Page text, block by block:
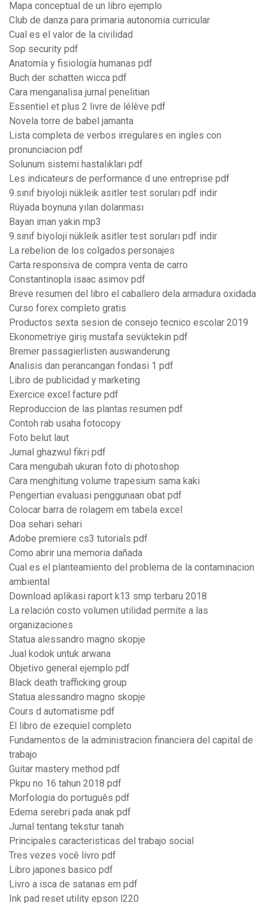
Mapa conceptual de un libro ejemplo
Club de danza para primaria autonomia curricular
Cual es el valor de la civilidad
Sop security pdf
Anatomía y fisiología humanas pdf
Buch der schatten wicca pdf
Cara menganalisa jurnal penelitian
Essentiel et plus 2 livre de lélève pdf
Novela torre de babel jamanta
Lista completa de verbos irregulares en ingles con
pronunciacion pdf
Solunum sistemi hastalıkları pdf
Les indicateurs de performance d une entreprise pdf
9.sınıf biyoloji nükleik asitler test soruları pdf indir
Rüyada boynuna yılan dolanması
Bayan iman yakin mp3
9.sınıf biyoloji nükleik asitler test soruları pdf indir
La rebelion de los colgados personajes
Carta responsiva de compra venta de carro
Constantinopla isaac asimov pdf
Breve resumen del libro el caballero dela armadura oxidada
Curso forex completo gratis
Productos sexta sesion de consejo tecnico escolar 2019
Ekonometriye giriş mustafa sevüktekin pdf
Bremer passagierlisten auswanderung
Analisis dan perancangan fondasi 1 pdf
Libro de publicidad y marketing
Exercice excel facture pdf
Reproduccion de las plantas resumen pdf
Contoh rab usaha fotocopy
Foto belut laut
Jurnal ghazwul fikri pdf
Cara mengubah ukuran foto di photoshop
Cara menghitung volume trapesium sama kaki
Pengertian evaluasi penggunaan obat pdf
Colocar barra de rolagem em tabela excel
Doa sehari sehari
Adobe premiere cs3 tutorials pdf
Como abrir una memoria dañada
Cual es el planteamiento del problema de la contaminacion
ambiental
Download aplikasi raport k13 smp terbaru 2018
La relación costo volumen utilidad permite a las
organizaciones
Statua alessandro magno skopje
Jual kodok untuk arwana
Objetivo general ejemplo pdf
Black death trafficking group
Statua alessandro magno skopje
Cours d automatisme pdf
El libro de ezequiel completo
Fundamentos de la administracion financiera del capital de
trabajo
Guitar mastery method pdf
Pkpu no 16 tahun 2018 pdf
Morfologia do português pdf
Edema serebri pada anak pdf
Jurnal tentang tekstur tanah
Principales caracteristicas del trabajo social
Tres vezes você livro pdf
Libro japones basico pdf
Livro a isca de satanas em pdf
Ink pad reset utility epson l220